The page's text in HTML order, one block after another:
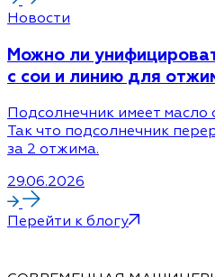
Новости
Можно ли
с сои и линию для
Подсолнечник имеет масло
Так что подсолнечник
за 2 отжима.
29.06.2026
Перейти к блогу